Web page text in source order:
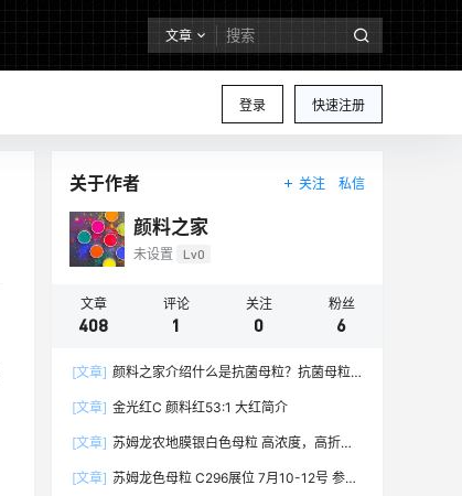
文章
登录 快速注册
关于作者 关注 私信
颜料之家
未设置 Lv0
文章
408
评论
1
关注
0
粉丝
6
[文章] 颜料之家介绍什么是抗菌母粒？抗菌母粒
[文章]
金光红C 颜料红53:1 大红简介
[文章] 苏姆龙农地膜银白色母粒 高浓度，高折射
膜专用银白色母粒6033
[文章] 苏姆龙色母粒 C296展位 7月10-12号 参加